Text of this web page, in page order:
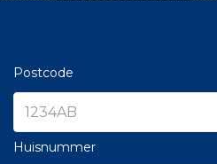
Postcode
Huisnummer